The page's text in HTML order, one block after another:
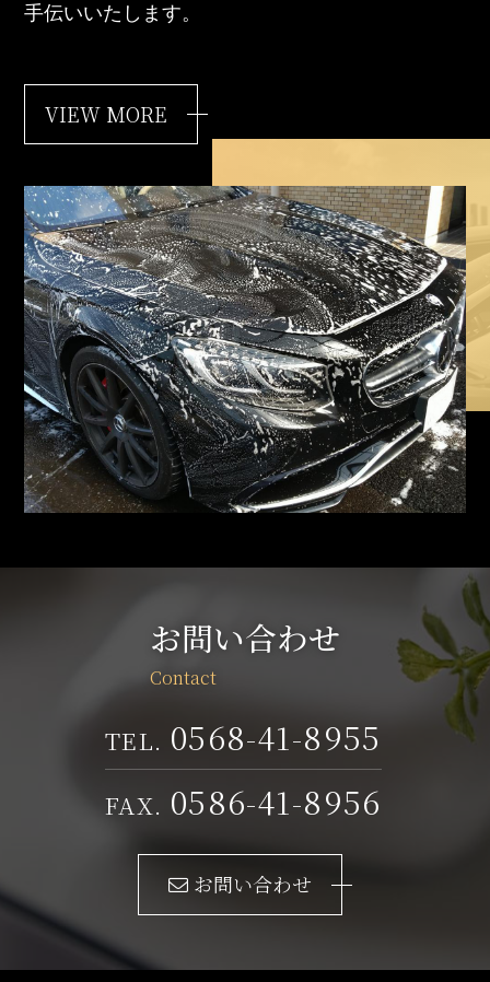
手伝いいたします。
VIEW MORE
お問い合わせ
0568-41-8955
0586-41-8956
お問い合わせ